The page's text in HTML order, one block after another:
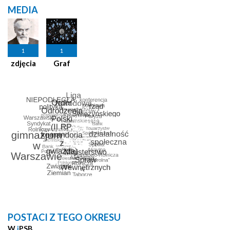
MEDIA
1
zdjęcia
1
Graf
POSTACI Z TEGO OKRESU
W iPSB